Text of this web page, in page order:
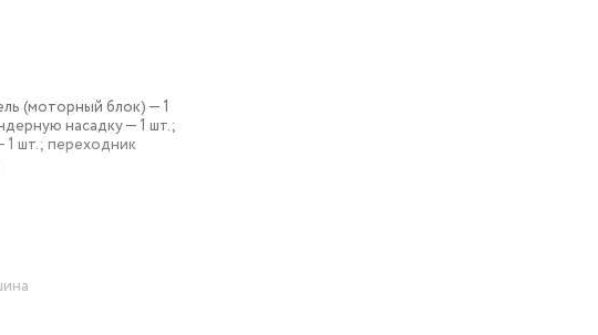
(моторный блок) — 1
насадку — 1 шт.;
1 шт.; переходник